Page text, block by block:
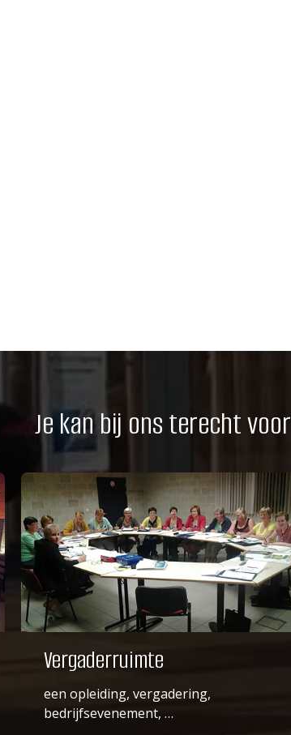
Je kan bij ons terecht voor
Vergaderruimte
een opleiding, vergadering,
bedrijfsevenement, …